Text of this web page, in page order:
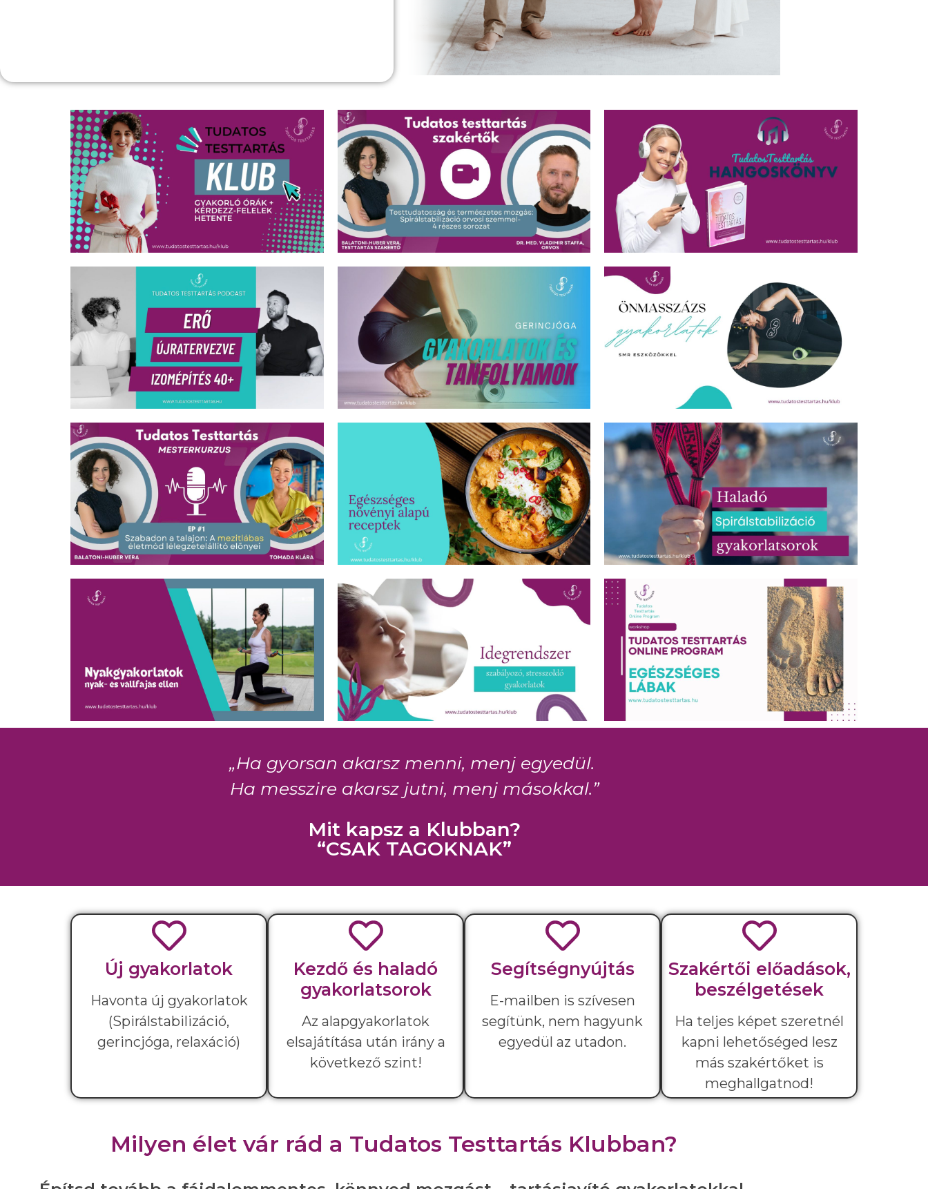
„Ha gyorsan akarsz menni, menj egyedül.
Ha messzire akarsz jutni, menj másokkal.”
Mit kapsz a Klubban?
“CSAK TAGOKNAK”
Új gyakorlatok
Havonta új gyakorlatok
(Spirálstabilizáció,
gerincjóga, relaxáció)
Kezdő és haladó
gyakorlatsorok
Az alapgyakorlatok
elsajátítása után irány a
következő szint!
Segítségnyújtás
E-mailben is szívesen
segítünk, nem hagyunk
egyedül az utadon.
Szakértői előadások,
beszélgetések
Ha teljes képet szeretnél
kapni lehetőséged lesz
más szakértőket is
meghallgatnod!
Milyen élet vár rád a Tudatos Testtartás Klubban?